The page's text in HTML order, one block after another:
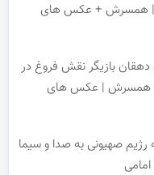
| همسرش + عکس های
دهقان بازیگر نقش فروغ در
همسرش | عکس های
صهیونی به صدا و سیما